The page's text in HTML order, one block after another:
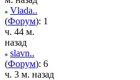
Vlada..
(Форум): 1
ч. 44 м.
назад
slavn..
(Форум): 6
ч. 3 м. назад